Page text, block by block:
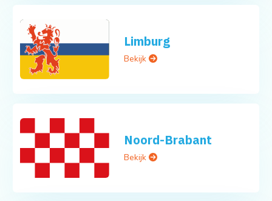
Limburg
Bekijk
Noord-Brabant
Bekijk